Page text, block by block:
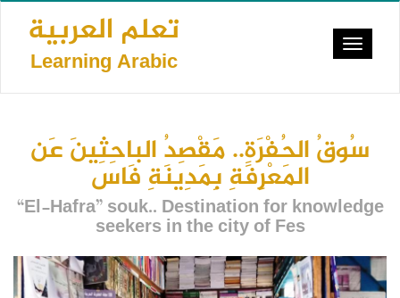
Skip
content
تعلم العربية
Learning Arabic
Toggle
سُوقُ الحُفْرَةِ.. مَقْصِدُ الباحِثِينَ عَن
المَعْرِفَةِ بِمَدِينَةِ فَاس
“El-Hafra” souk.. Destination for knowledge
seekers in the city of Fes